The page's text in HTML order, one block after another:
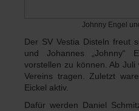
Johnny Engel
Der SV Vestia Disteln freut
und Johannes „Johnny“
vorstellen zu können. Ab
Vereins tragen. Zuletzt
Eickel aktiv.
Dafür werden Daniel